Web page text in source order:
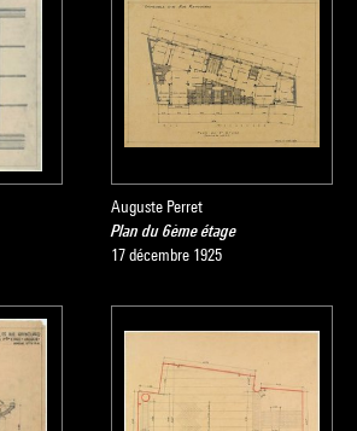
Auguste Perret
Plan du 6ème étage
17 décembre 1925